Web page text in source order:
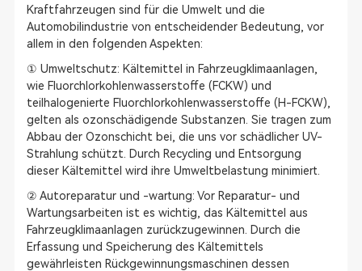
Kraftfahrzeugen sind für die Umwelt und die
Automobilindustrie von entscheidender Bedeutung, vor
allem in den folgenden Aspekten:
① Umweltschutz: Kältemittel in Fahrzeugklimaanlagen,
wie Fluorchlorkohlenwasserstoffe (FCKW) und
teilhalogenierte Fluorchlorkohlenwasserstoffe (H-FCKW),
gelten als ozonschädigende Substanzen. Sie tragen zum
Abbau der Ozonschicht bei, die uns vor schädlicher UV-
Strahlung schützt. Durch Recycling und Entsorgung
dieser Kältemittel wird ihre Umweltbelastung minimiert.
② Autoreparatur und -wartung: Vor Reparatur- und
Wartungsarbeiten ist es wichtig, das Kältemittel aus
Fahrzeugklimaanlagen zurückzugewinnen. Durch die
Erfassung und Speicherung des Kältemittels
gewährleisten Rückgewinnungsmaschinen dessen